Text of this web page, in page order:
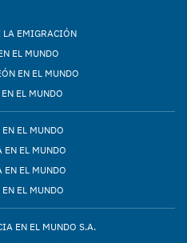
LA EMIGRACIÓN
EL MUNDO
EN EL MUNDO
EL MUNDO
EL MUNDO
EN EL MUNDO
EN EL MUNDO
EL MUNDO
EN EL MUNDO S.A.